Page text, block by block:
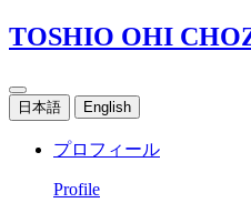
TOSHIO OHI
日本語 English
プロフィール
Profile